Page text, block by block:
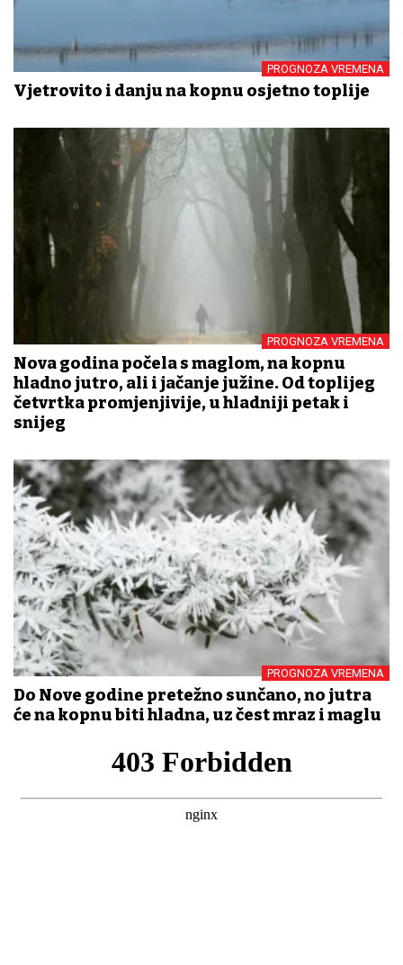
PROGNOZA VREMENA
Vjetrovito i danju na kopnu osjetno toplije
PROGNOZA VREMENA
Nova godina počela s maglom, na kopnu
hladno jutro, ali i jačanje južine. Od toplijeg
četvrtka promjenjivije, u hladniji petak i
snijeg
PROGNOZA VREMENA
Do Nove godine pretežno sunčano, no jutra
će na kopnu biti hladna, uz čest mraz i maglu